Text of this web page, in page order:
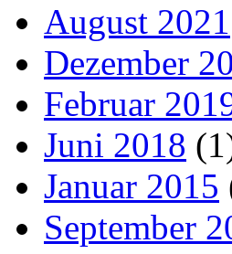
August 2021
Dezember
Februar
Juni 2018
Januar 2015
September